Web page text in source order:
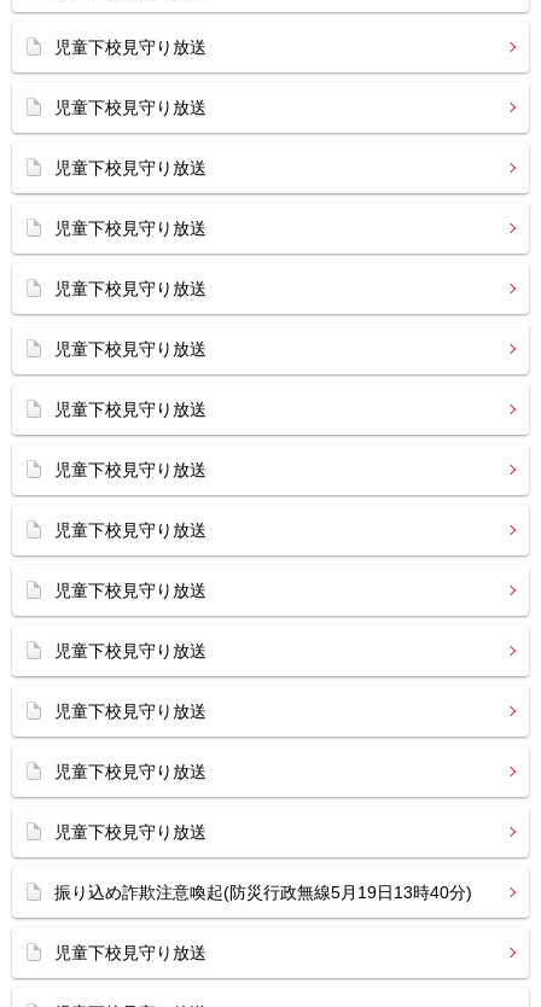
児童下校見守り放送
児童下校見守り放送
児童下校見守り放送
児童下校見守り放送
児童下校見守り放送
児童下校見守り放送
児童下校見守り放送
児童下校見守り放送
児童下校見守り放送
児童下校見守り放送
児童下校見守り放送
児童下校見守り放送
児童下校見守り放送
児童下校見守り放送
振り込め詐欺注意喚起(防災行政無線5月19日13時40分)
児童下校見守り放送